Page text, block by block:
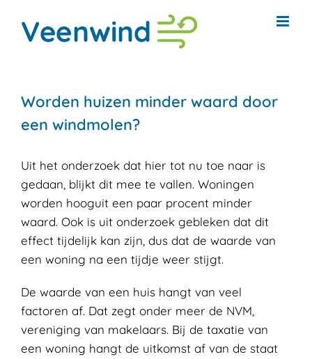
naar
inhoud
Worden huizen minder waard door
een windmolen?
Uit het onderzoek dat hier tot nu toe naar is
gedaan, blijkt dit mee te vallen. Woningen
worden hooguit een paar procent minder
waard. Ook is uit onderzoek gebleken dat dit
effect tijdelijk kan zijn, dus dat de waarde van
een woning na een tijdje weer stijgt.
De waarde van een huis hangt van veel
factoren af. Dat zegt onder meer de NVM,
vereniging van makelaars. Bij de taxatie van
een woning hangt de uitkomst af van de staat